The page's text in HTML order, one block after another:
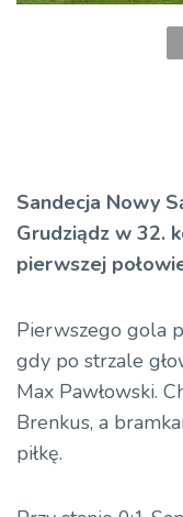
Sandecja Nowy
Grudziądz w 32.
pierwszej
Pierwszego gola
gdy po strzale
Max Pawłowski.
Brenkus, a
piłkę.